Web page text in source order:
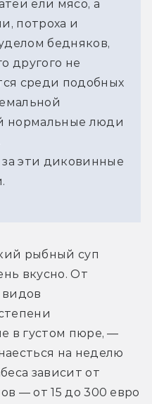
ели мясо, а
потроха и
бедняков,
другого не
среди подобных
нормальные люди
эти диковинные
рыбный суп
вкусно. От
в густом пюре, —
на неделю
зависит от
— от 15 до 300 евро